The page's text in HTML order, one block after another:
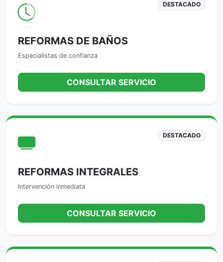
DESTACADO
REFORMAS DE BAÑOS
Especialistas de confianza
CONSULTAR SERVICIO
DESTACADO
REFORMAS INTEGRALES
Intervención inmediata
CONSULTAR SERVICIO